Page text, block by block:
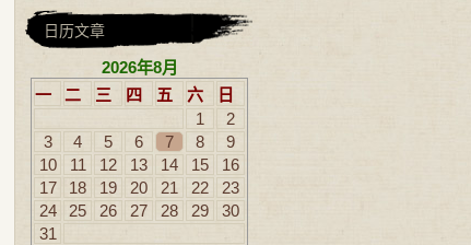
日历文章
2026年8月
一
二 三 四 五 六
日
1
2
3
4 5 6 7 8
9
10
11 12 13 14 15
16
17
18 19 20 21 22
23
24
25 26 27 28 29
30
31